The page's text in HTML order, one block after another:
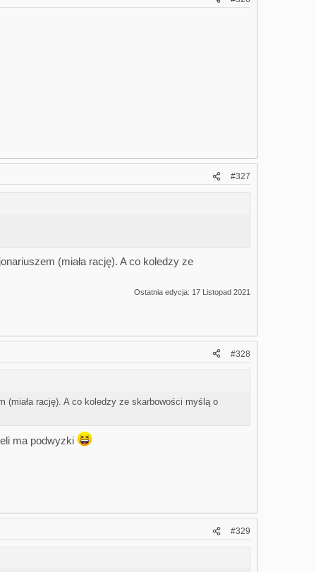
#327
(miała rację). A co koledzy ze
Ostatnia edycja: 17 Listopad 2021
#328
(miała rację). A co koledzy ze skarbowości myślą o
ma podwyzki
#329